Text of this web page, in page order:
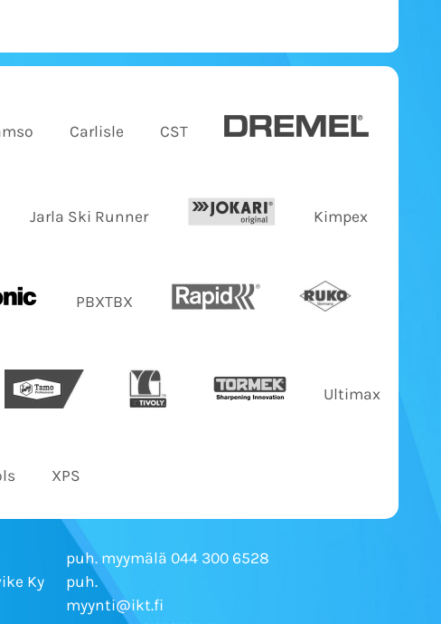
Carlisle CST
Jarla Ski Runner Kimpex
PBXTBX
Ultimax
XPS
Ky
puh. myymälä 044 300 6528
puh.
myynti@ikt.fi